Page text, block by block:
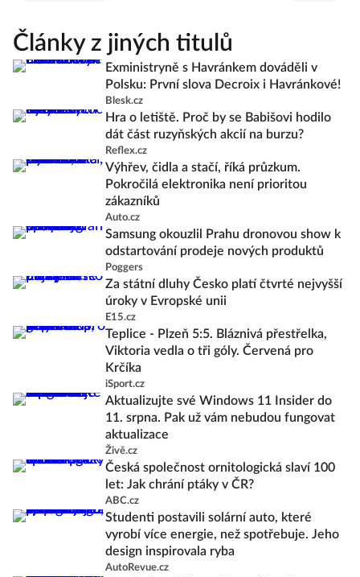
Články z jiných titulů
Exministryně s Havránkem dováděli v
Polsku: První slova Decroix i Havránkové!
Blesk.cz
Hra o letiště. Proč by se Babišovi hodilo
dát část ruzyňských akcií na burzu?
Reflex.cz
Výhřev, čidla a stačí, říká průzkum.
Pokročilá elektronika není prioritou
zákazníků
Auto.cz
Samsung okouzlil Prahu dronovou show k
odstartování prodeje nových produktů
Poggers
Za státní dluhy Česko platí čtvrté nejvyšší
úroky v Evropské unii
E15.cz
Teplice - Plzeň 5:5. Bláznivá přestřelka,
Viktoria vedla o tři góly. Červená pro
Krčíka
iSport.cz
Aktualizujte své Windows 11 Insider do
11. srpna. Pak už vám nebudou fungovat
aktualizace
Živě.cz
Česká společnost ornitologická slaví 100
let: Jak chrání ptáky v ČR?
ABC.cz
Studenti postavili solární auto, které
vyrobí více energie, než spotřebuje. Jeho
design inspirovala ryba
AutoRevue.cz